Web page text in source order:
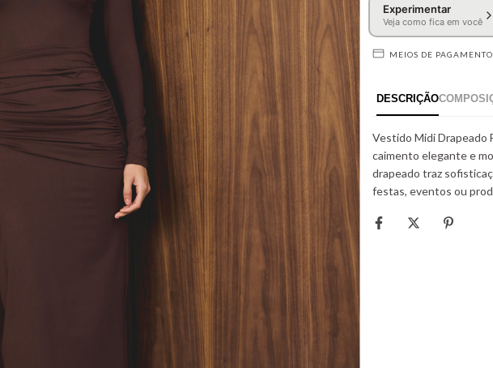
Experimentar
Veja como fica em você
MEIOS DE PAGAMENTO